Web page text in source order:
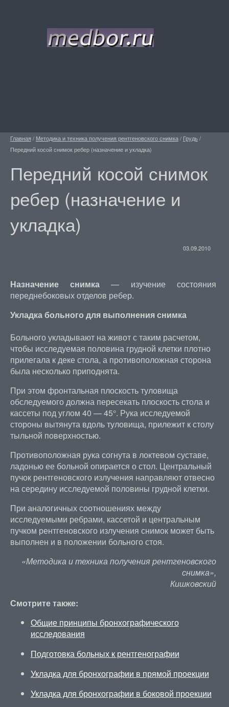
Главная / Методика и техника получения рентгеновского снимка/ Грудь/
Передний косой снимок ребер (назначение и укладка)
Передний косой снимок
ребер (назначение и
укладка)
03.09.2010
Назначение снимка— изучение состояния
переднебоковых отделов ребер.
Укладка больного для выполнения снимка
Больного укладывают на живот с таким расчетом,
чтобы исследуемая половина грудной клетки плотно
прилегала к деке стола, а противоположная сторона
была несколько приподнята.
При этом фронтальная плоскость туловища
обследуемого должна пересекать плоскость стола и
кассеты под углом 40 — 45°. Рука исследуемой
стороны вытянута вдоль туловища, прилежит к столу
тыльной поверхностью.
Противоположная рука согнута в локтевом суставе,
ладонью ее больной опирается о стол. Центральный
пучок рентгеновского излучения направляют отвесно
на середину исследуемой половины грудной клетки.
При аналогичных соотношениях между
исследуемыми ребрами, кассетой и центральным
пучком рентгеновского излучения снимок может быть
выполнен и в положении больного стоя.
«Методика и техника получения рентгеновского
снимка»,
Кишковский
Смотрите также:
Общие принципы бронхографического
исследования
Подготовка больных к рентгенографии
Укладка для бронхографии в прямой проекции
Укладка для бронхографии в боковой проекции